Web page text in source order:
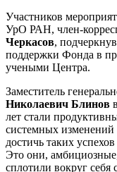
Участников
УрО РАН, член-
Черкасов,
поддержки Фонда в
учеными Центра.
Заместитель
Николаевич Блинов
лет стали
системных изменений
достичь таких
Это они,
сплотили вокруг себя